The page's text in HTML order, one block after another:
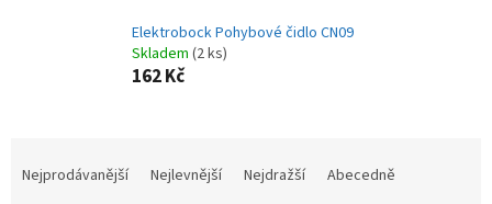
Elektrobock Pohybové čidlo CN09
Skladem (2 ks)
162 Kč
Nejprodávanější Nejlevnější Nejdražší Abecedně